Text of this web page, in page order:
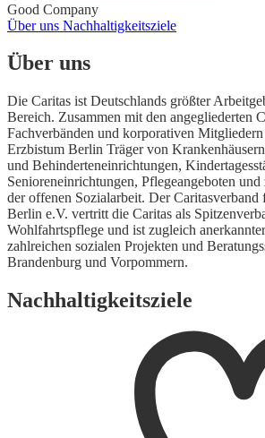
Good Company
Über uns Nachhaltigkeitsziele
Über uns
Die Caritas ist Deutschlands größter
Bereich. Zusammen mit den angegliederten
Fachverbänden und korporativen
Erzbistum Berlin Träger von
und Behinderteneinrichtungen,
Senioreneinrichtungen, Pflegeangeboten
der offenen Sozialarbeit. Der Caritasverband
Berlin e.V. vertritt die Caritas als
Wohlfahrtspflege und ist zugleich
zahlreichen sozialen Projekten und
Brandenburg und Vorpommern.
Nachhaltigkeitsziele